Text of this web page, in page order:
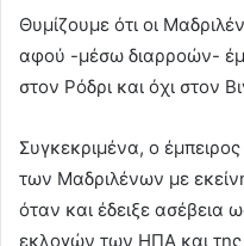
Θυμίζουμε ότι οι
αφού -μέσω διαρροών-
στον Ρόδρι και όχι στον
Συγκεκριμένα, ο
των Μαδριλένων με
όταν και έδειξε ασέβεια
εκλογών των ΗΠΑ και της